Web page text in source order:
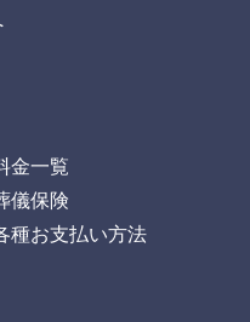
金一覧
儀保険
種お支払い方法